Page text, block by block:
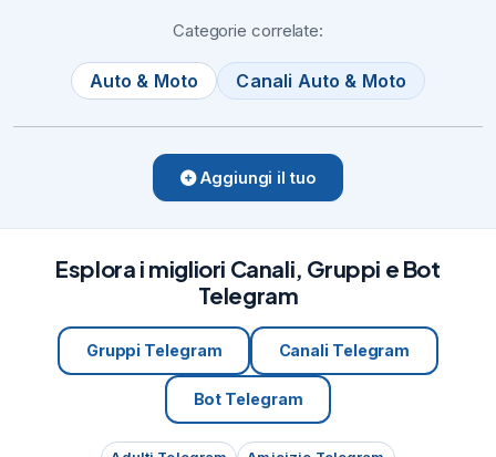
Categorie correlate:
Auto & Moto Canali Auto & Moto
Aggiungi il tuo
Esplora i migliori Canali, Gruppi e Bot
Telegram
Gruppi Telegram Canali Telegram
Bot Telegram